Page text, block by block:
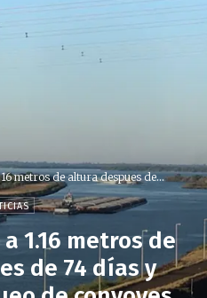
metros de altura despues de...
1.16 metros de
de 74 días y